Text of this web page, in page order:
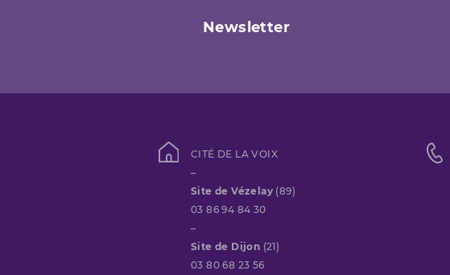
Newsletter
CITÉ DE LA VOIX
–
Site de Vézelay (89)
03 86 94 84 30
–
Site de Dijon (21)
03 80 68 23 56